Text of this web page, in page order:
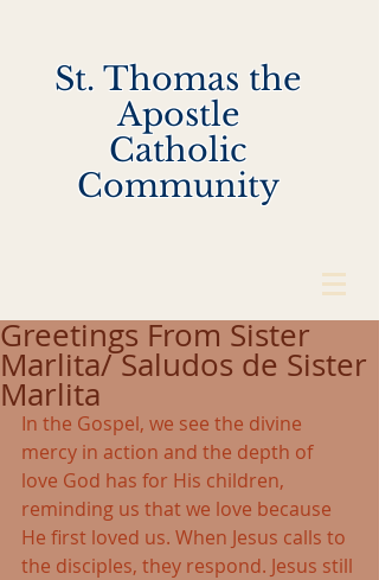
St. Thomas the
Apostle
Catholic
Community
Greetings From Sister
Marlita/ Saludos de Sister
Marlita
In the Gospel, we see the divine
mercy in action and the depth of
love God has for His children,
reminding us that we love because
He first loved us. When Jesus calls to
the disciples, they respond. Jesus still